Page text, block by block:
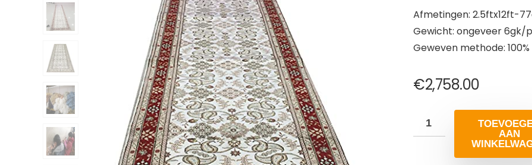
Afmetingen: 2.5ftx12ft-
Gewicht: ongeveer 6gk/
Geweven methode:
€2,758.00
AAN